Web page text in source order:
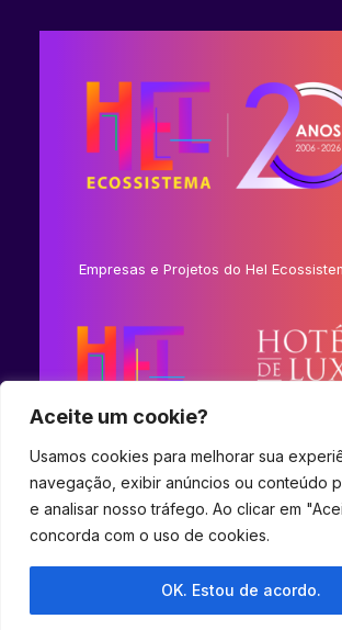
Aceite um cookie?
Usamos cookies para melhorar sua
navegação, exibir anúncios ou conteúdo
e analisar nosso tráfego. Ao clicar em
concorda com o uso de cookies.
OK. Estou de acordo.
Empresas e Projetos do Hel
© 2023 Hel Ecossistema.